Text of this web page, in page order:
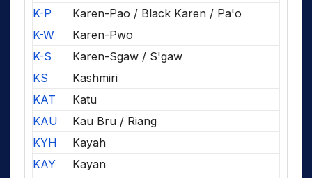
K-P
Karen-Pao / Black Karen / Pa'o
K-W
Karen-Pwo
K-S
Karen-Sgaw / S'gaw
KS
Kashmiri
KAT
Katu
KAU
Kau Bru / Riang
KYH
Kayah
KAY
Kayan